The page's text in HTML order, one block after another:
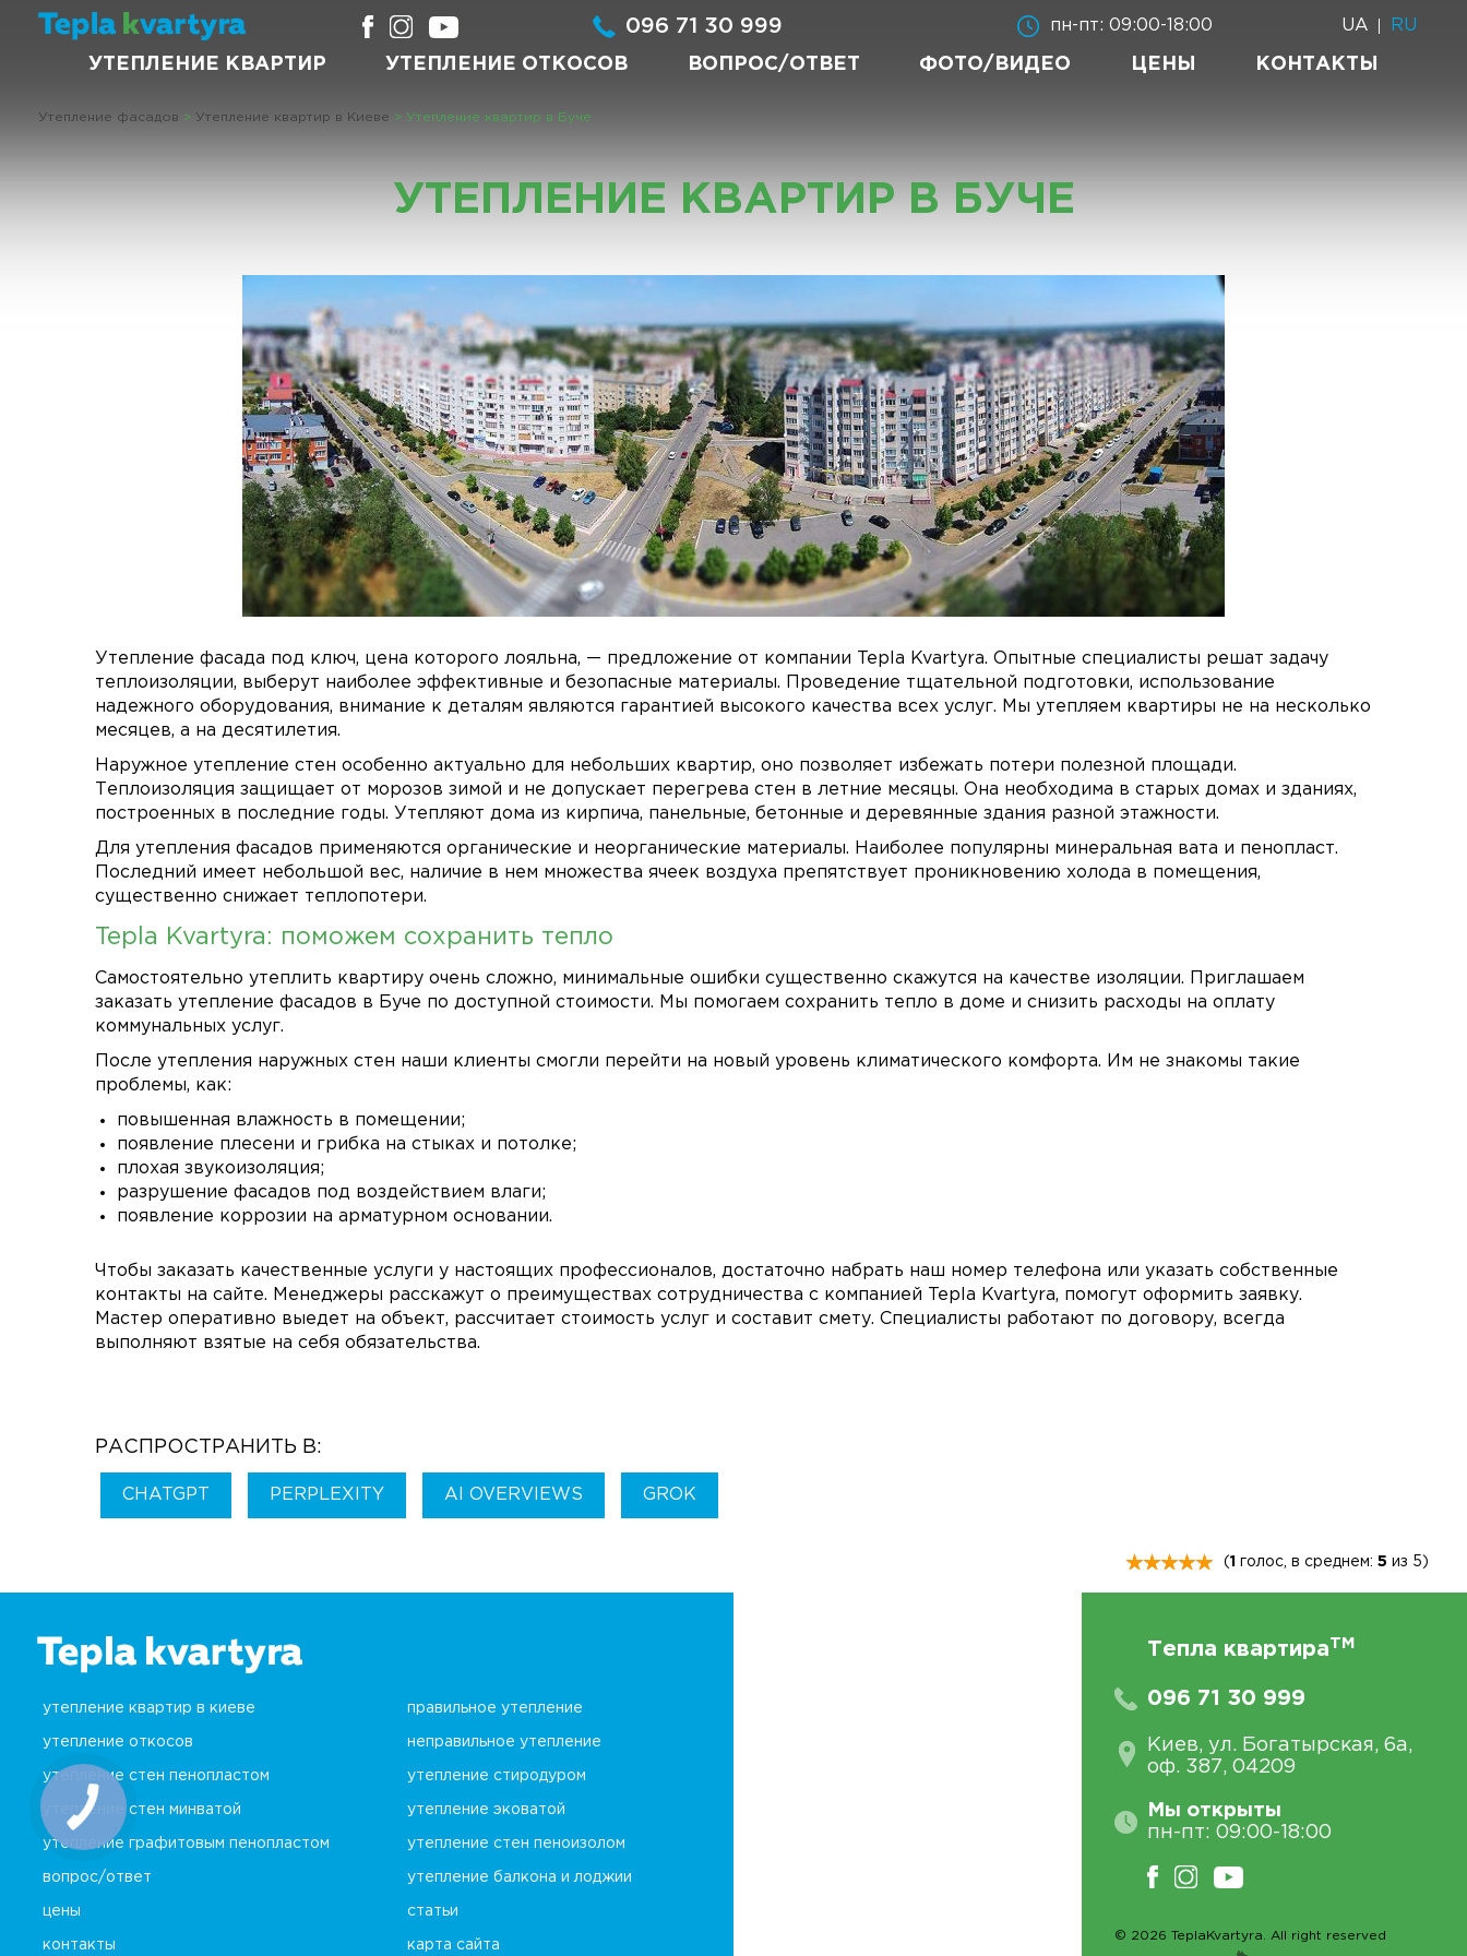
096 71 30 999 пн-пт: 09:00-18:00 UA RU
УТЕПЛЕНИЕ КВАРТИР УТЕПЛЕНИЕ ОТКОСОВ ВОПРОС/ОТВЕТ ФОТО/ВИДЕО ЦЕНЫ КОНТАКТЫ
Утепление фасадов > Утепление квартир в Киеве > Утепление квартир в Буче
УТЕПЛЕНИЕ КВАРТИР В БУЧЕ
Утепление фасада под ключ, цена которого лояльна, — предложение от компании Tepla Kvartyra. Опытные специалисты решат задачу
теплоизоляции, выберут наиболее эффективные и безопасные материалы. Проведение тщательной подготовки, использование
надежного оборудования, внимание к деталям являются гарантией высокого качества всех услуг. Мы утепляем квартиры не на несколько
месяцев, а на десятилетия.
Наружное утепление стен особенно актуально для небольших квартир, оно позволяет избежать потери полезной площади.
Теплоизоляция защищает от морозов зимой и не допускает перегрева стен в летние месяцы. Она необходима в старых домах и зданиях,
построенных в последние годы. Утепляют дома из кирпича, панельные, бетонные и деревянные здания разной этажности.
Для утепления фасадов применяются органические и неорганические материалы. Наиболее популярны минеральная вата и пенопласт.
Последний имеет небольшой вес, наличие в нем множества ячеек воздуха препятствует проникновению холода в помещения,
существенно снижает теплопотери.
Tepla Kvartyra: поможем сохранить тепло
Самостоятельно утеплить квартиру очень сложно, минимальные ошибки существенно скажутся на качестве изоляции. Приглашаем
заказать утепление фасадов в Буче по доступной стоимости. Мы помогаем сохранить тепло в доме и снизить расходы на оплату
коммунальных услуг.
После утепления наружных стен наши клиенты смогли перейти на новый уровень климатического комфорта. Им не знакомы такие
проблемы, как:
повышенная влажность в помещении;
появление плесени и грибка на стыках и потолке;
плохая звукоизоляция;
разрушение фасадов под воздействием влаги;
появление коррозии на арматурном основании.
Чтобы заказать качественные услуги у настоящих профессионалов, достаточно набрать наш номер телефона или указать собственные
контакты на сайте. Менеджеры расскажут о преимуществах сотрудничества с компанией Tepla Kvartyra, помогут оформить заявку.
Мастер оперативно выедет на объект, рассчитает стоимость услуг и составит смету. Специалисты работают по договору, всегда
выполняют взятые на себя обязательства.
РАСПРОСТРАНИТЬ В:
CHATGPT PERPLEXITY AI OVERVIEWS GROK
(1 голос, в среднем: 5 из 5)
утепление квартир в киеве
утепление откосов
утепление стен пенопластом
утепление стен минватой
утепление графитовым пенопластом
вопрос/ответ
цены
контакты
правильное утепление
неправильное утепление
утепление стиродуром
утепление эковатой
утепление стен пеноизолом
утепление балкона и лоджии
статьи
карта сайта
Тепла квартираTM
096 71 30 999
Киев, ул. Богатырская, 6а,
оф. 387, 04209
Мы открыты
пн-пт: 09:00-18:00
© 2026 TeplaKvartyra. All right reserved